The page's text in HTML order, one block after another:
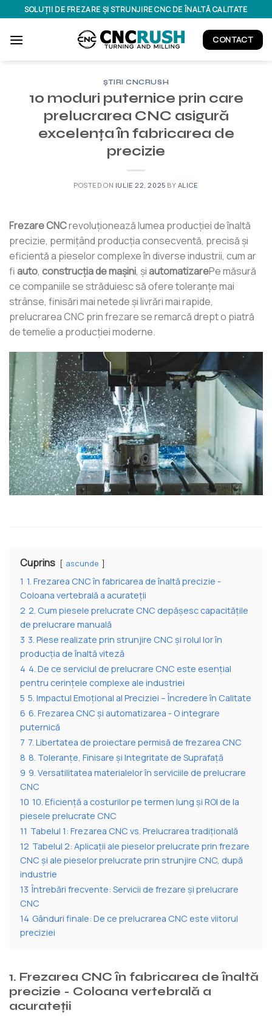
to
content
SOLUȚII DE FREZARE ȘI STRUNJIRE CNC DE ÎNALTĂ CALITATE
CONTACT
ȘTIRI CNCRUSH
10 moduri puternice prin care
prelucrarea CNC asigură
excelența în fabricarea de
precizie
POSTED ON IULIE 22, 2025 BY ALICE
Frezare CNCrevoluționează lumea producției de înaltă
precizie, permițând producția consecventă, precisă și
eficientă a pieselor complexe în diverse industrii, cum ar
fi auto, construcția de mașini, și automatizarePe măsură
ce companiile se străduiesc să ofere toleranțe mai
strânse, finisări mai netede și livrări mai rapide,
prelucrarea CNC prin frezare se remarcă drept o piatră
de temelie a producției moderne.
Cuprins ascunde
1 1. Frezarea CNC în fabricarea de înaltă precizie -
Coloana vertebrală a acurateții
2 2. Cum piesele prelucrate CNC depășesc capacitățile
de prelucrare manuală
3 3. Piese realizate prin strunjire CNC și rolul lor în
producția de înaltă viteză
4 4. De ce serviciul de prelucrare CNC este esențial
pentru cerințele complexe ale industriei
5 5. Impactul Emoțional al Preciziei – Încredere în Calitate
6 6. Frezarea CNC și automatizarea - O integrare
puternică
7 7. Libertatea de proiectare permisă de frezarea CNC
8 8. Toleranțe, Finisare și Integritate de Suprafață
9 9. Versatilitatea materialelor în serviciile de prelucrare
CNC
10 10. Eficiență a costurilor pe termen lung și ROI de la
piesele prelucrate CNC
11 Tabelul 1: Frezarea CNC vs. Prelucrarea tradițională
12 Tabelul 2: Aplicații ale pieselor prelucrate prin frezare
CNC și ale pieselor prelucrate prin strunjire CNC, după
industrie
13 Întrebări frecvente: Servicii de frezare și prelucrare
CNC
14 Gânduri finale: De ce prelucrarea CNC este viitorul
preciziei
1. Frezarea CNC în fabricarea de înaltă
precizie - Coloana vertebrală a
acurateții